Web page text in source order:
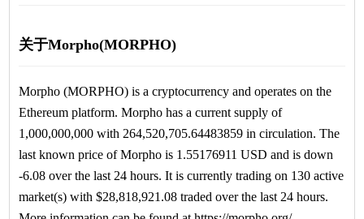
关于Morpho(MORPHO)
Morpho (MORPHO) is a cryptocurrency and operates on the
Ethereum platform. Morpho has a current supply of
1,000,000,000 with 264,520,705.64483859 in circulation. The
last known price of Morpho is 1.55176911 USD and is down
-6.08 over the last 24 hours. It is currently trading on 130 active
market(s) with $28,818,921.08 traded over the last 24 hours.